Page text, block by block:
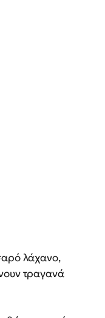
λάχανο,
τραγανά